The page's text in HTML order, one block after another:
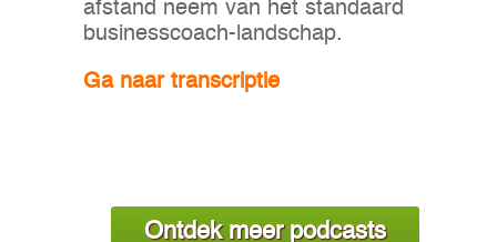
afstand neem van het standaard
businesscoach-landschap.
Ga naar transcriptie
Ontdek meer podcasts